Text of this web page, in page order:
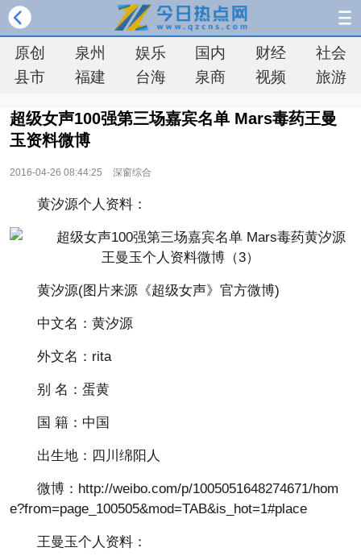
原创 泉州 娱乐 国内 财经
社会
县市
福建 台海 泉商 视频 旅游
超级女声100强第三场嘉宾名单 Mars毒药王曼
玉资料微博
2016-04-26 08:44:25 深窗综合
黄汐源个人资料：
黄汐源(图片来源《超级女声》官方微博)
中文名：黄汐源
外文名：rita
别 名：蛋黄
国 籍：中国
出生地：四川绵阳人
微博：http://weibo.com/p/1005051648274671/hom
e?from=page_100505&mod=TAB&is_hot=1#place
王曼玉个人资料：